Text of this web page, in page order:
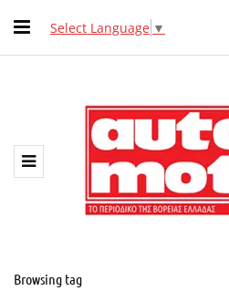
Select Language ▼
Browsing tag